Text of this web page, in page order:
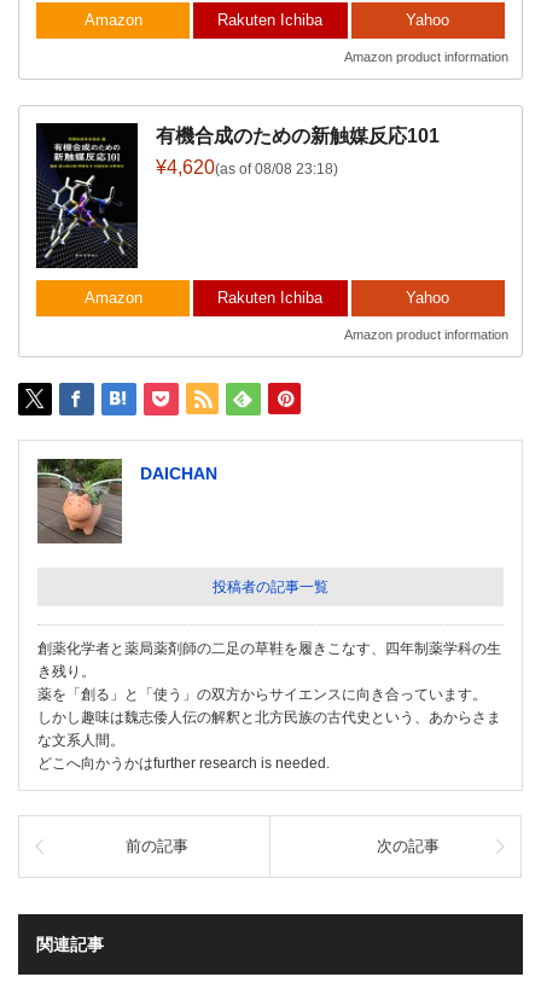
Amazon Rakuten Ichiba Yahoo
Amazon product information
有機合成のための新触媒反応101
¥4,620(as of 08/08 23:18)
Amazon Rakuten Ichiba Yahoo
Amazon product information
DAICHAN
投稿者の記事一覧
創薬化学者と薬局薬剤師の二足の草鞋を履きこなす、四年制薬学科の生
き残り。
薬を「創る」と「使う」の双方からサイエンスに向き合っています。
しかし趣味は魏志倭人伝の解釈と北方民族の古代史という、あからさま
な文系人間。
どこへ向かうかはfurther research is needed.
前の記事 次の記事
関連記事